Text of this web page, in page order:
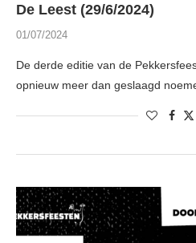
De Leest (29/6/2024)
01/07/2024
De derde editie van de
opnieuw meer dan geslaagd